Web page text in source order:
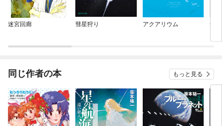
迷宮回廊 彗星狩り アクアリウム
普
同じ作者の本 もっと見る